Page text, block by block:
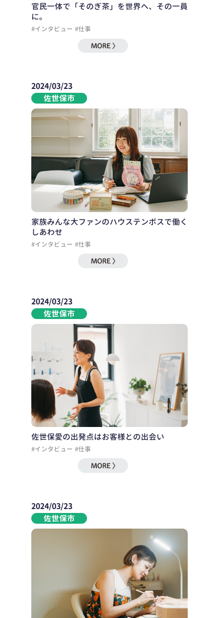
官民一体で「そのぎ茶」を世界へ、その一員
に。
#インタビュー #仕事
2024/03/23
佐世保市
家族みんな大ファンのハウステンボスで働く
しあわせ
#インタビュー #仕事
2024/03/23
佐世保市
佐世保愛の出発点はお客様との出会い
#インタビュー #仕事
2024/03/23
佐世保市